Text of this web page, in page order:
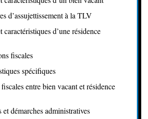
d’assujettissement à la TLV
d’une résidence
fiscales
spécifiques
entre bien vacant et résidence
démarches administratives